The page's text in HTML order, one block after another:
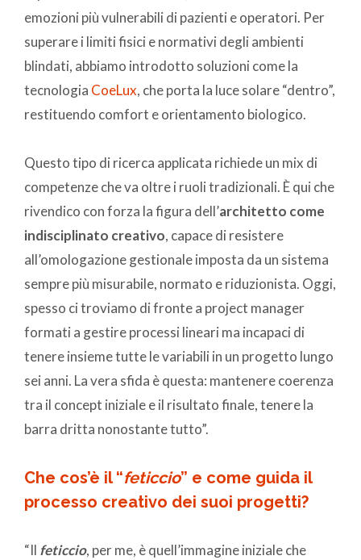
emozioni più vulnerabili di pazienti e operatori. Per
superare i limiti fisici e normativi degli ambienti
blindati, abbiamo introdotto soluzioni come la
tecnologia CoeLux, che porta la luce solare “dentro”,
restituendo comfort e orientamento biologico.
Questo tipo di ricerca applicata richiede un mix di
competenze che va oltre i ruoli tradizionali. È qui che
rivendico con forza la figura dell’architetto come
indisciplinato creativo, capace di resistere
all’omologazione gestionale imposta da un sistema
sempre più misurabile, normato e riduzionista. Oggi,
spesso ci troviamo di fronte a project manager
formati a gestire processi lineari ma incapaci di
tenere insieme tutte le variabili in un progetto lungo
sei anni. La vera sfida è questa: mantenere coerenza
tra il concept iniziale e il risultato finale, tenere la
barra dritta nonostante tutto”.
Che cos’è il “feticcio” e come guida il
processo creativo dei suoi progetti?
“Il feticcio, per me, è quell’immagine iniziale che